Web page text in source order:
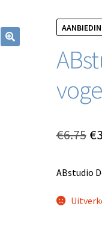
€6.75 €
ABstudio